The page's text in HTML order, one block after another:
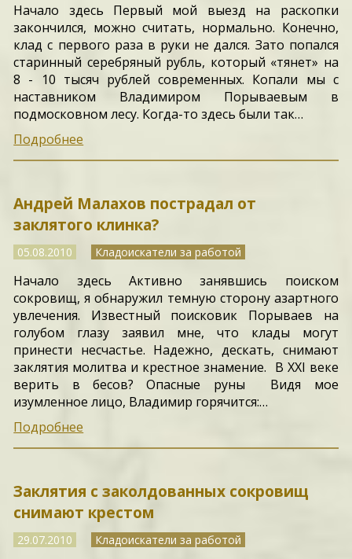
Начало здесь Первый мой выезд на раскопки
закончился, можно считать, нормально. Конечно,
клад с первого раза в руки не дался. Зато попался
старинный серебряный рубль, который «тянет» на
8 - 10 тысяч рублей современных. Копали мы с
наставником Владимиром Порываевым в
подмосковном лесу. Когда-то здесь были так…
Подробнее
Андрей Малахов пострадал от
заклятого клинка?
05.08.2010 Кладоискатели за работой
Начало здесь Активно занявшись поиском
сокровищ, я обнаружил темную сторону азартного
увлечения. Известный поисковик Порываев на
голубом глазу заявил мне, что клады могут
принести несчастье. Надежно, дескать, снимают
заклятия молитва и крестное знамение. В XXI веке
верить в бесов? Опасные руны Видя мое
изумленное лицо, Владимир горячится:…
Подробнее
Заклятия с заколдованных сокровищ
снимают крестом
29.07.2010 Кладоискатели за работой